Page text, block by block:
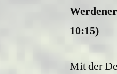
10:15)
Mit der